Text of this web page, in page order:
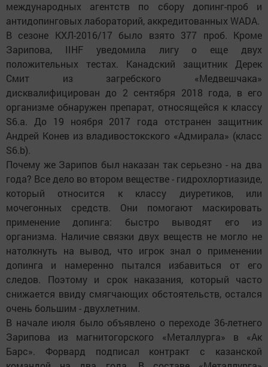
международных агентств по сбору допинг-проб и
антидопинговых лабораторий, аккредитованных WADA.
В сезоне КХЛ-2016/17 было взято 377 проб. Кроме
Зарипова, IIHF уведомила лигу о еще двух
положительных тестах. Канадский защитник Дерек
Смит из загребского «Медвешчака»
дисквалифицирован до 2 сентября 2018 года, в его
организме обнаружен препарат, относящейся к классу
S6.а. До 19 ноября 2017 года отстранен защитник
Андрей Конев из владивостокского «Адмирала» (класс
S6.b).
Почему же Зарипов был наказан так серьезно - на два
года? Все дело во втором веществе - гидрохлортиазиде,
который относится к классу диуретиков, или
мочегонных средств. Они помогают маскировать
применение допинга: быстро выводят его из
организма. Наличие связки двух веществ не могло не
натолкнуть на вывод, что игрок знал о применении
допинга и намеренно пытался избавиться от его
следов. Поэтому и срок наказания, который часто
снижается ввиду смягчающих обстоятельств, остался
очень большим - двухлетним.
В начале июля было объявлено о переходе 36-летнего
Зарипова из магнитогорского «Металлурга» в «Ак
Барс». Форвард подписал контракт с казанской